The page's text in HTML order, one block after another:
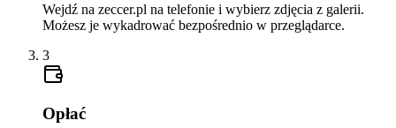
Wejdź na zeccer.pl na telefonie i wybierz zdjęcia z galerii.
Możesz je wykadrować bezpośrednio w przeglądarce.
3
Opłać